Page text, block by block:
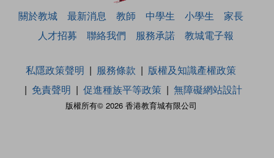
關於教城 最新消息 教師 中學生 小學生
家長
人才招募
聯絡我們 服務承諾 教城電子報
版權所有© 2026 香港教育城有限公司
私隱政策聲明 服務條款
版權及知識產權政策
免責聲明
促進種族平等政策 無障礙網站設計